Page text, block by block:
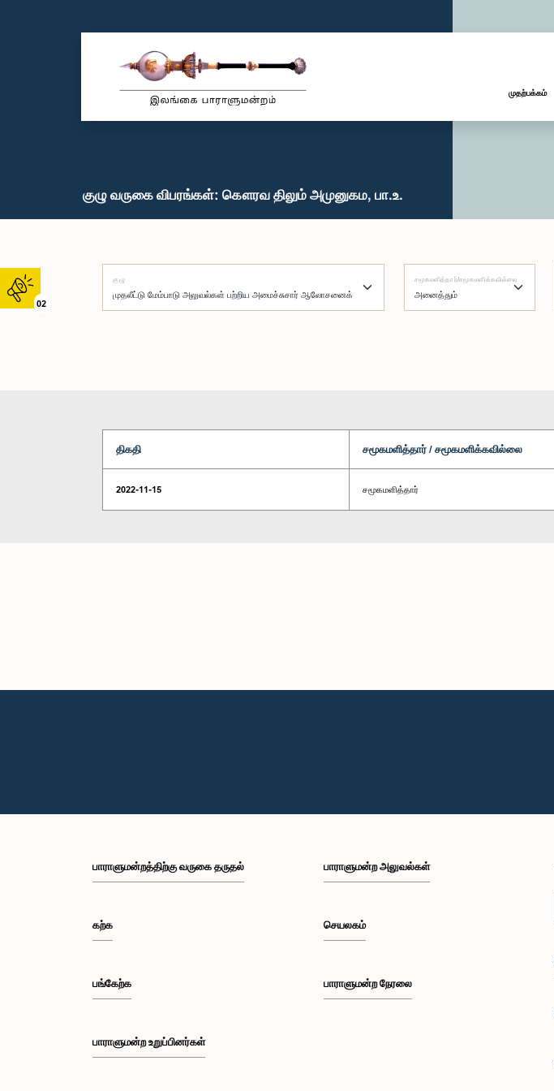
02
முதற்பக்கம்
குழு வருகை விபரங்கள்: கௌரவ திலும் அமுனுகம, பா.உ.
குழு சமூகமளித்தார்/சமூகமளிக்கவில்லை
திகதி சமூகமளித்தார் / சமூகமளிக்கவில்லை
2022-11-15 சமூகமளித்தார்
பாராளுமன்றத்திற்கு வருகை தருதல்
கற்க
பங்கேற்க
பாராளுமன்ற உறுப்பினர்கள்
பாராளுமன்ற அலுவல்கள்
செயலகம்
பாராளுமன்ற நேரலை